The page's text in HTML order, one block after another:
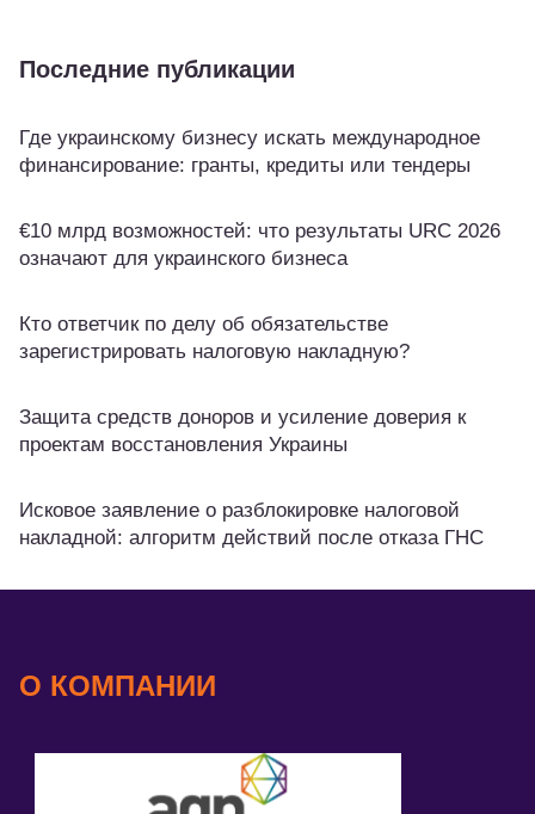
Последние публикации
Где украинскому бизнесу искать международное
финансирование: гранты, кредиты или тендеры
€10 млрд возможностей: что результаты URC 2026
означают для украинского бизнеса
Кто ответчик по делу об обязательстве
зарегистрировать налоговую накладную?
Защита средств доноров и усиление доверия к
проектам восстановления Украины
Исковое заявление о разблокировке налоговой
накладной: алгоритм действий после отказа ГНС
О КОМПАНИИ